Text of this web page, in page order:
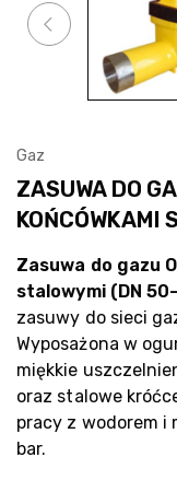
Gaz
ZASUWA DO
KOŃCÓWKAMI
Zasuwa do gazu
stalowymi (DN
zasuwy do sieci
Wyposażona w
miękkie
oraz stalowe
pracy z wodorem i
bar.